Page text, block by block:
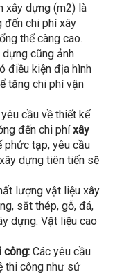
xây dựng (m2) là
đến chi phí xây
thể càng cao.
cũng ảnh
điều kiện địa hình
tăng chi phí vận
cầu về thiết kế
đến chi phíxây
phức tạp, yêu cầu
dựng tiên tiến sẽ
lượng vật liệu xây
sắt thép, gỗ, đá,
dựng. Vật liệu cao
công: Các yêu cầu
thi công như sử